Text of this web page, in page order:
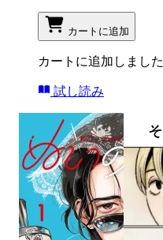
カートに追加
カートに追加しました
試し読み